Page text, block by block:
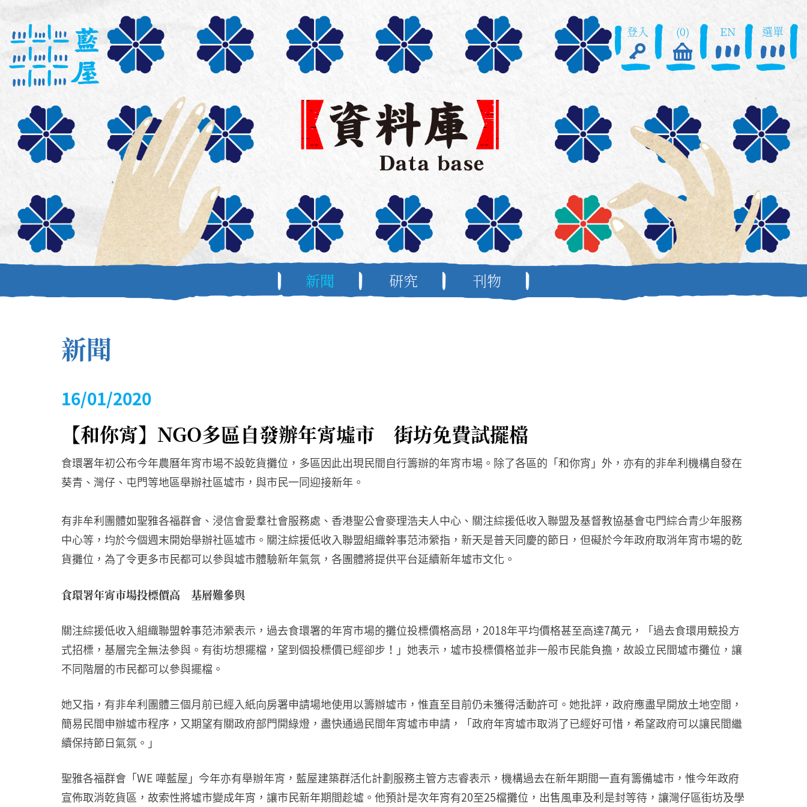
登入 (0) EN 選單
新聞 研究 刊物
新聞
16/01/2020
【和你宵】NGO多區自發辦年宵墟市 街坊免費試擺檔
食環署年初公布今年農曆年宵市場不設乾貨攤位，多區因此出現民間自行籌辦的年宵市場。除了各區的「和你宵」外，亦有的非牟利機構自發在
葵青、灣仔、屯門等地區舉辦社區墟市，與市民一同迎接新年。
有非牟利團體如聖雅各福群會、浸信會愛羣社會服務處、香港聖公會麥理浩夫人中心、關注綜援低收入聯盟及基督教協基會屯門綜合青少年服務
中心等，均於今個週末開始舉辦社區墟市。關注綜援低收入聯盟組織幹事范沛縈指，新天是普天同慶的節日，但礙於今年政府取消年宵市場的乾
貨攤位，為了令更多市民都可以參與墟市體驗新年氣氛，各團體將提供平台延續新年墟市文化。
食環署年宵市場投標價高 基層難參與
關注綜援低收入組織聯盟幹事范沛縈表示，過去食環署的年宵市場的攤位投標價格高昂，2018年平均價格甚至高達7萬元，「過去食環用競投方
式招標，基層完全無法參與。有街坊想擺檔，望到個投標價已經卻步！」她表示，墟市投標價格並非一般市民能負擔，故設立民間墟市攤位，讓
不同階層的市民都可以參與擺檔。
她又指，有非牟利團體三個月前已經入紙向房署申請場地使用以籌辦墟市，惟直至目前仍未獲得活動許可。她批評，政府應盡早開放土地空間，
簡易民間申辦墟市程序，又期望有關政府部門開綠燈，盡快通過民間年宵墟市申請，「政府年宵墟市取消了已經好可惜，希望政府可以讓民間繼
續保持節日氣氛。」
聖雅各福群會「WE 嘩藍屋」今年亦有舉辦年宵，藍屋建築群活化計劃服務主管方志睿表示，機構過去在新年期間一直有籌備墟市，惟今年政府
宣佈取消乾貨區，故索性將墟市變成年宵，讓市民新年期間趁墟。他預計是次年宵有20至25檔攤位，出售風車及利是封等待，讓灣仔區街坊及學